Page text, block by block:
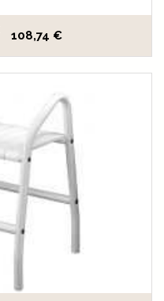
108,74 €